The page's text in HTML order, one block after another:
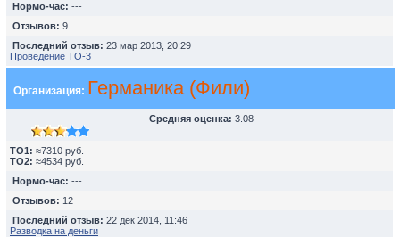
Нормо-час: ---
Отзывов: 9
Последний отзыв: 23 мар 2013, 20:29
Проведение ТО-3
Организация: Германика (Фили)
Средняя оценка: 3.08
TO1: ≈7310 руб.
TO2: ≈4534 руб.
Нормо-час: ---
Отзывов: 12
Последний отзыв: 22 дек 2014, 11:46
Разводка на деньги